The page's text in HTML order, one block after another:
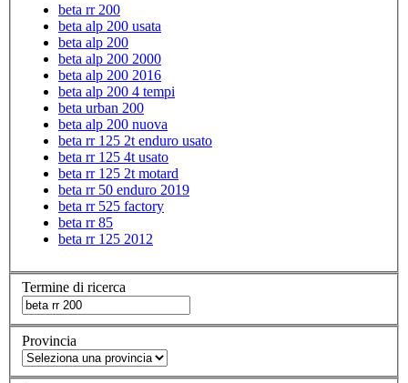
beta rr 200
beta alp 200 usata
beta alp 200
beta alp 200 2000
beta alp 200 2016
beta alp 200 4 tempi
beta urban 200
beta alp 200 nuova
beta rr 125 2t enduro usato
beta rr 125 4t usato
beta rr 125 2t motard
beta rr 50 enduro 2019
beta rr 525 factory
beta rr 85
beta rr 125 2012
Termine di ricerca
Provincia